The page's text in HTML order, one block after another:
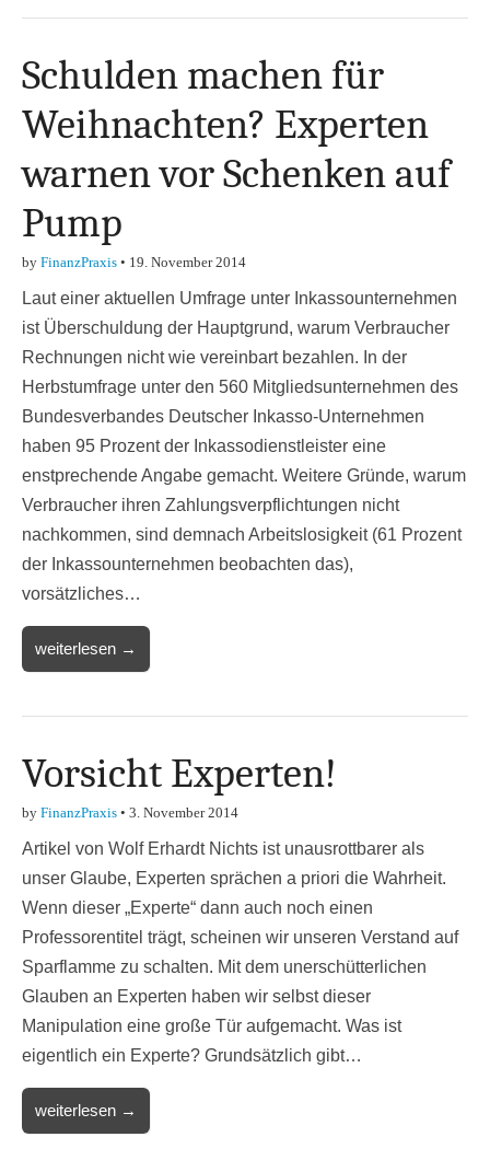
Schulden machen für
Weihnachten? Experten
warnen vor Schenken auf
Pump
by FinanzPraxis • 19. November 2014
Laut einer aktuellen Umfrage unter Inkassounternehmen
ist Überschuldung der Hauptgrund, warum Verbraucher
Rechnungen nicht wie vereinbart bezahlen. In der
Herbstumfrage unter den 560 Mitgliedsunternehmen des
Bundesverbandes Deutscher Inkasso-Unternehmen
haben 95 Prozent der Inkassodienstleister eine
enstprechende Angabe gemacht. Weitere Gründe, warum
Verbraucher ihren Zahlungsverpflichtungen nicht
nachkommen, sind demnach Arbeitslosigkeit (61 Prozent
der Inkassounternehmen beobachten das),
vorsätzliches…
weiterlesen →
Vorsicht Experten!
by FinanzPraxis • 3. November 2014
Artikel von Wolf Erhardt Nichts ist unausrottbarer als
unser Glaube, Experten sprächen a priori die Wahrheit.
Wenn dieser „Experte“ dann auch noch einen
Professorentitel trägt, scheinen wir unseren Verstand auf
Sparflamme zu schalten. Mit dem unerschütterlichen
Glauben an Experten haben wir selbst dieser
Manipulation eine große Tür aufgemacht. Was ist
eigentlich ein Experte? Grundsätzlich gibt…
weiterlesen →